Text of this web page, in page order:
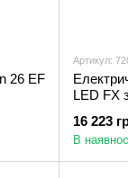
26 EF
Артикул:
LED FX
16 223
В